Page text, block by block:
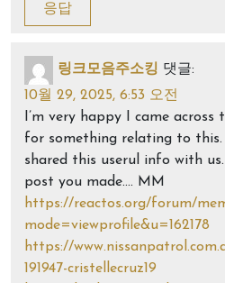
응답
링크모음주소킹 댓글:
10월 29, 2025, 6:53 오전
I’m very happy I came across
for something relating to this.
shared this userul info with
post you made…. MM
https://reactos.org/forum/
mode=viewprofile&u=162178
https://
191947-cristellecruz19